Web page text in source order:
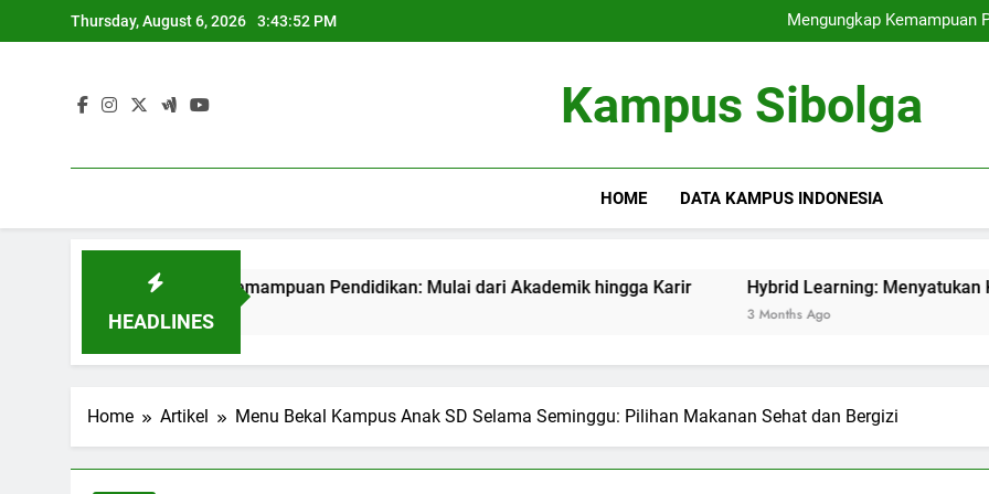
to
Thursday, August 6, 2026 3:43:53 PM
Hybrid Learning:
Kuliah
Hybrid Learning:
Kuliah
Kampus Sibolga
HOME DATA KAMPUS INDONESIA
HEADLINES
Mengungkap Kemampuan Pendidikan: Mulai dari Akademik hingga Karir Hybrid Learning: Menyatukan K teori dan
Home Artikel Menu Bekal Kampus Anak SD Selama Seminggu: Pilihan Makanan Sehat dan Bergizi